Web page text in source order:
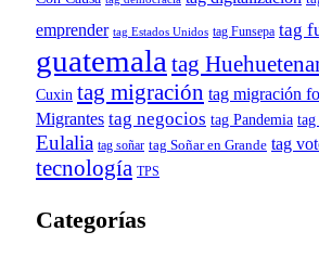
emprender tag Estados Unidos tag Funsepa tag
guatemalatag
Cuxin tag migración tag migración
Migrantes tag negocios tag Pandemia tag
Eulalia tag soñar tag Soñar en Grande tag
tecnología TPS
Categorías